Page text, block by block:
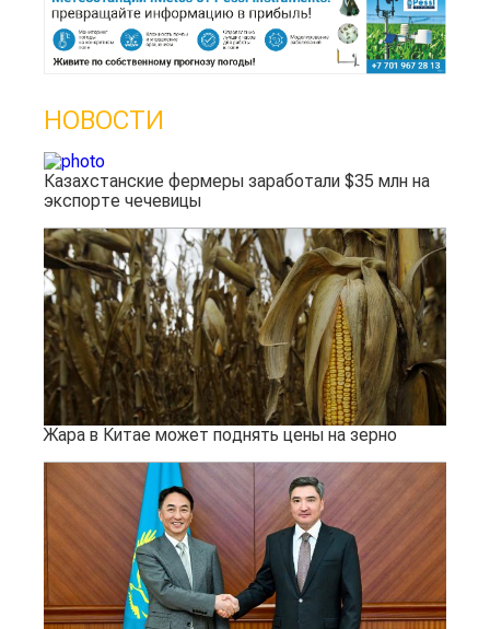
НОВОСТИ
Казахстанские фермеры заработали $35 млн на
экспорте чечевицы
Жара в Китае может поднять цены на зерно